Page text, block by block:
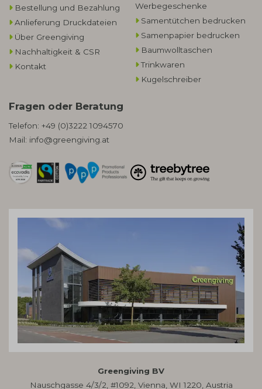
Bestellung und Bezahlung
Anlieferung Druckdateien
Über Greengiving
Nachhaltigkeit & CSR
Kontakt
Werbegeschenke​
Samentütchen bedrucken
Samenpapier bedrucken
Baumwolltaschen​
Trinkwaren
Kugelschreiber
Fragen oder Beratung
Telefon: +49 (0)3222 1094570
Mail: info@greengiving.at
Greengiving BV
Nauschgasse 4/3/2, #1092, Vienna, WI 1220, Austria